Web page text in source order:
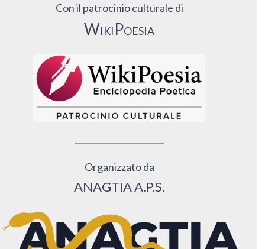
Con il patrocinio culturale di
WikiPoesia
Organizzato da
ANAGTIA A.P.S.